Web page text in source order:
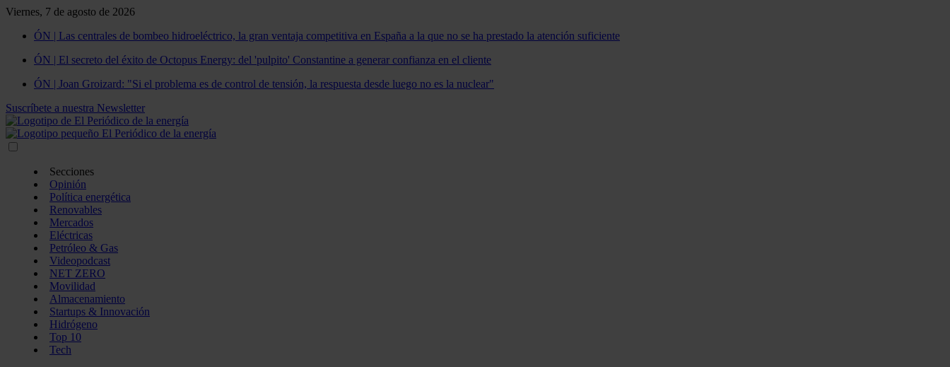
Viernes, 7 de agosto de 2026
ÓN | Las centrales de bombeo hidroeléctrico, la gran ventaja competitiva en España a la que no se ha prestado la atención suficiente
ÓN | El secreto del éxito de Octopus Energy: del 'pulpito' Constantine a generar confianza en el cliente
ÓN | Joan Groizard: "Si el problema es de control de tensión, la respuesta desde luego no es la nuclear"
Suscríbete a nuestra Newsletter
Secciones
Opinión
Política energética
Renovables
Mercados
Eléctricas
Petróleo & Gas
Videopodcast
NET ZERO
Movilidad
Almacenamiento
Startups & Innovación
Hidrógeno
Top 10
Tech